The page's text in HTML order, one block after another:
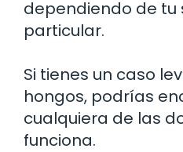
dependiendo de tu
particular.
Si tienes un caso
hongos, podrías
cualquiera de las
funciona.